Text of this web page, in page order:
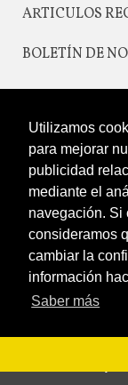
Utilizamos
para mejorar
publicidad
mediante el
navegación. Si
consideramos
cambiar la
información
Saber más
ARTICULOS
BOLETÍN DE
CONTACTO
LEGAL
CATÁLOGO
MI CUENTA